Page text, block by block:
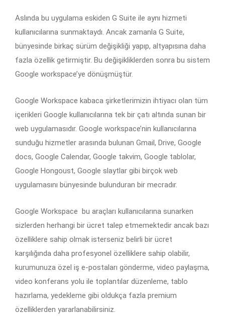
Aslında bu uygulama eskiden G Suite ile aynı hizmeti
kullanıcılarına sunmaktaydı. Ancak zamanla G Suite,
bünyesinde birkaç sürüm değişikliği yapıp, altyapısına daha
fazla özellik getirmiştir. Bu değişikliklerden sonra bu sistem
Google workspace’ye dönüşmüştür.
Google Workspace kabaca şirketlerimizin ihtiyacı olan tüm
içerikleri Google kullanıcılarına tek bir çatı altında sunan bir
web uygulamasıdır. Google workspace’nin kullanıcılarına
sunduğu hizmetler arasında bulunan Gmail, Drive, Google
docs, Google Calendar, Google takvim, Google tablolar,
Google Hongoust, Google slaytlar gibi birçok web
uygulamasını bünyesinde bulunduran bir mecradır.
Google Workspace
bu araçları kullanıcılarına sunarken
sizlerden herhangi bir ücret talep etmemektedir ancak bazı
özelliklere sahip olmak isterseniz belirli bir ücret
karşılığında daha profesyonel özelliklere sahip olabilir,
kurumunuza özel iş e-postaları gönderme, video paylaşma,
video konferans yolu ile toplantılar düzenleme, tablo
hazırlama, yedekleme gibi oldukça fazla premium
özelliklerden yararlanabilirsiniz.